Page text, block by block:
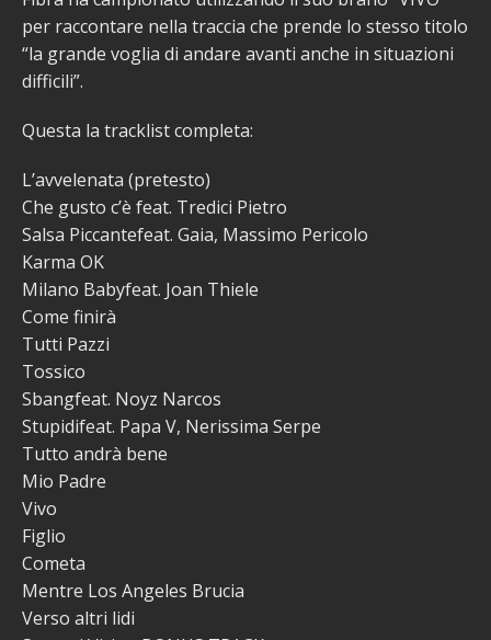
per raccontare nella traccia che prende lo stesso titolo
“la grande voglia di andare avanti anche in situazioni
difficili”.
Questa la tracklist completa:
L’avvelenata (pretesto)
Che gusto c’è feat. Tredici Pietro
Salsa Piccantefeat. Gaia, Massimo Pericolo
Karma OK
Milano Babyfeat. Joan Thiele
Come finirà
Tutti Pazzi
Tossico
Sbangfeat. Noyz Narcos
Stupidifeat. Papa V, Nerissima Serpe
Tutto andrà bene
Mio Padre
Vivo
Figlio
Cometa
Mentre Los Angeles Brucia
Verso altri lidi